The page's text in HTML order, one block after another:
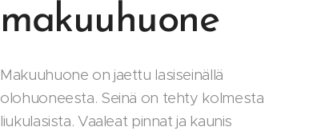
makuuhuone
Makuuhuone on jaettu lasiseinällä
olohuoneesta. Seinä on tehty kolmesta
liukulasista. Vaaleat pinnat ja kaunis